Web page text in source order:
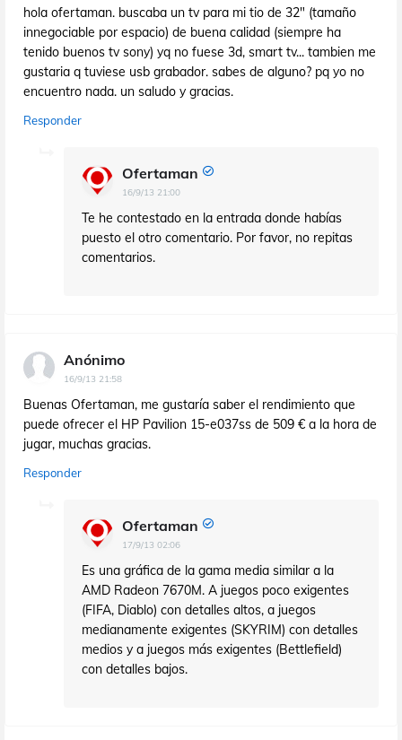
hola ofertaman. buscaba un tv para mi tio de 32" (tamaño
innegociable por espacio) de buena calidad (siempre ha
tenido buenos tv sony) yq no fuese 3d, smart tv... tambien me
gustaria q tuviese usb grabador. sabes de alguno? pq yo no
encuentro nada. un saludo y gracias.
Responder
Ofertaman
16/9/13 21:00
Te he contestado en la entrada donde habías
puesto el otro comentario. Por favor, no repitas
comentarios.
Anónimo
16/9/13 21:58
Buenas Ofertaman, me gustaría saber el rendimiento que
puede ofrecer el HP Pavilion 15-e037ss de 509 € a la hora de
jugar, muchas gracias.
Responder
Ofertaman
17/9/13 02:06
Es una gráfica de la gama media similar a la
AMD Radeon 7670M. A juegos poco exigentes
(FIFA, Diablo) con detalles altos, a juegos
medianamente exigentes (SKYRIM) con detalles
medios y a juegos más exigentes (Bettlefield)
con detalles bajos.